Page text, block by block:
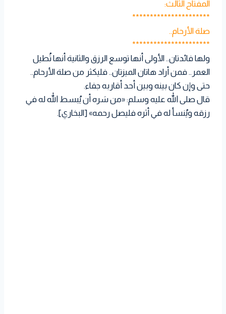
المفتاح الثالث:
**********************
صلة الأرحام..
**********************
ولها فائدتان.. الأولى أنها توسع الرزق والثانية أنها تُطيل
العمر.. فمن أراد هاتان الميزتان.. فليكثر من صلة الأرحام..
حتى وإن كان بينه وبين أحد أقاربه جفاء.
قال صلى الله عليه وسلم: «من سَره أن يُبسط الله له في
رزقه ويُنسأ له في أثره فليصل رحمه» [البخاري].